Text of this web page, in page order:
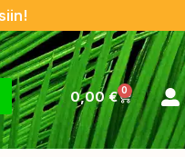
0,00€ 0